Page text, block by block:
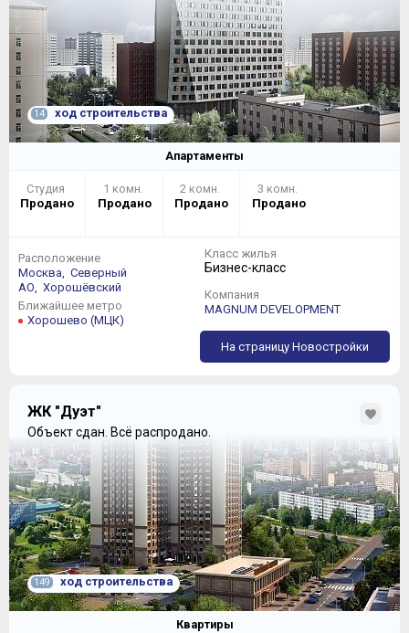
14 ход строительства
Апартаменты
Студия
Продано
1 комн.
Продано
2 комн.
Продано
3 комн.
Продано
Расположение
Москва, Северный
АО, Хорошёвский
Ближайшее метро
Хорошево (МЦК)
Класс жилья
Бизнес-класс
Компания
MAGNUM DEVELOPMENT
На страницу Новостройки
ЖК "Дуэт"
Объект сдан. Всё распродано.
149 ход строительства
Квартиры